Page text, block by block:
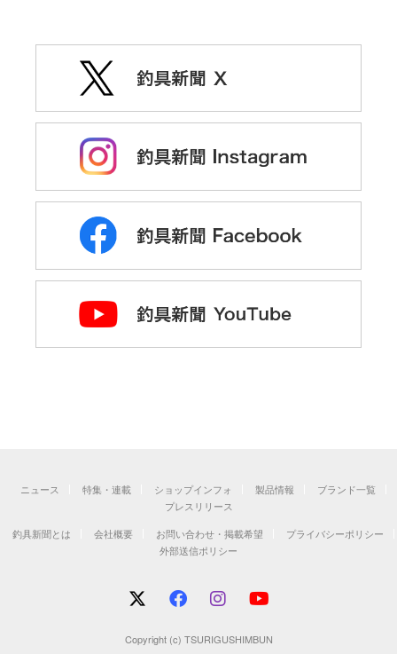
ニュース 特集・連載 ショップインフォ 製品情報
ブランド一覧
プレスリリース
釣具新聞とは
会社概要 お問い合わせ・掲載希望
プライバシーポリシー
外部送信ポリシー
Copyright (c) TSURIGUSHIMBUN